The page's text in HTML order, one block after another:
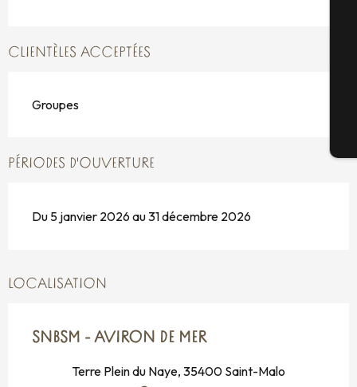
CLIENTÈLES ACCEPTÉES
Groupes
PÉRIODES D'OUVERTURE
Du 5 janvier 2026 au 31 décembre 2026
LOCALISATION
SNBSM - AVIRON DE MER
Terre Plein du Naye, 35400 Saint-Malo